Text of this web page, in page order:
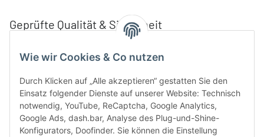
Wie wir Cookies & Co nutzen
Durch Klicken auf „Alle akzeptieren“ gestatten Sie den
Einsatz folgender Dienste auf unserer Website: Technisch
notwendig, YouTube, ReCaptcha, Google Analytics,
Google Ads, dash.bar, Analyse des Plug-und-Shine-
Konfigurators, Doofinder. Sie können die Einstellung
Geprüfte Qualität & Sicherheit